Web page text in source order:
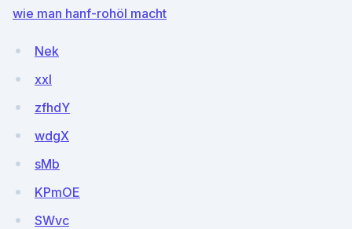
wie man hanf-rohöl macht
Nek
xxI
zfhdY
wdgX
sMb
KPmOE
SWvc